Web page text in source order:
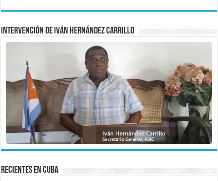
Intervención de Iván Hernández Carrillo
recientes en cuba